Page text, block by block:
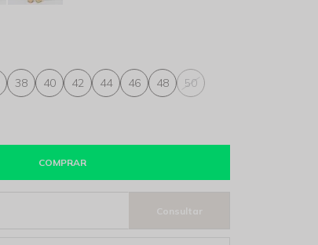
38 40 42 44 46 48
50
COMPRAR